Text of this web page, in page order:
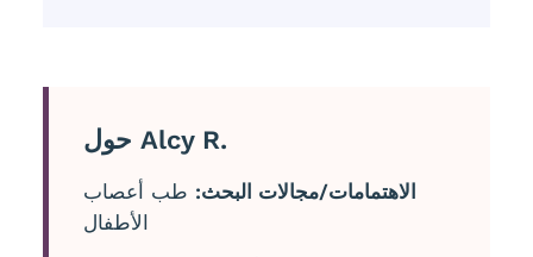
حول Alcy R.
الاهتمامات/مجالات البحث: طب أعصاب
الأطفال